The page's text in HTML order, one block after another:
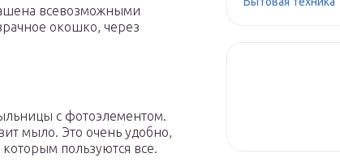
всевозможными
окошко, через
с фотоэлементом.
мыло. Это очень удобно,
которым пользуются все.